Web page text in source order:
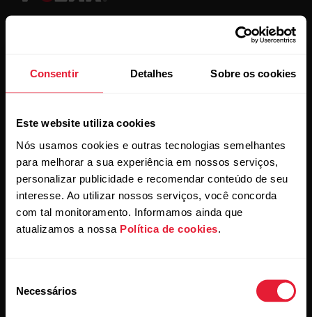
Consentir Detalhes Sobre os cookies
Este website utiliza cookies
Nós usamos cookies e outras tecnologias semelhantes
para melhorar a sua experiência em nossos serviços,
personalizar publicidade e recomendar conteúdo de seu
interesse. Ao utilizar nossos serviços, você concorda
com tal monitoramento. Informamos ainda que
atualizamos a nossa Política de cookies
Necessários
Conheça as novidades.
receber as novidades na sua caixa de correio.